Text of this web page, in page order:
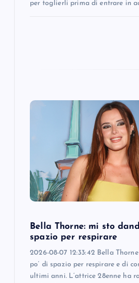
per toglierli prima di entrare in
Bella Thorne: mi sto
spazio per respirare
2026-08-07 12:33:42 Bella Thorne
po’ di spazio per respirare e di
ultimi anni. L’attrice 28enne ha